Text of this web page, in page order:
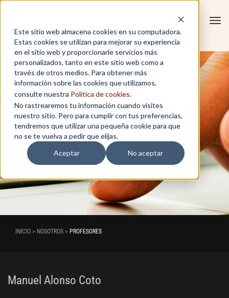
Este sitio web almacena cookies en su computadora.
Estas cookies se utilizan para mejorar su experiencia
en el sitio web y proporcionarle servicios más
personalizados, tanto en este sitio web como a
través de otros medios. Para obtener más
información sobre las cookies que utilizamos,
consulte nuestra Política de cookies.
No rastrearemos tu información cuando visites
nuestro sitio. Pero para cumplir con tus preferencias,
tendremos que utilizar una pequeña cookie para que
no se te vuelva a pedir que elijas.
Aceptar
No aceptar
PROFESORES
INICIO > NOSOTROS > PROFESORES
Manuel Alonso Coto